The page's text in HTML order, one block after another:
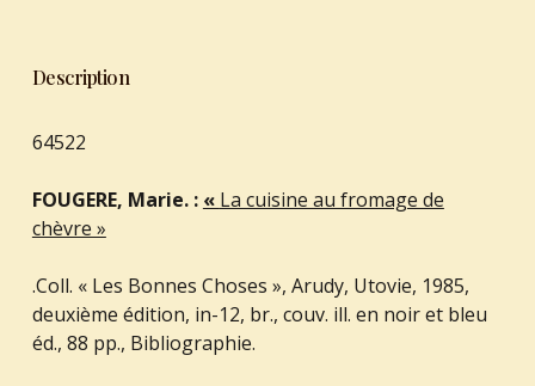
Description
64522
FOUGERE, Marie. : « La cuisine au fromage de
chèvre »
.Coll. « Les Bonnes Choses », Arudy, Utovie, 1985,
deuxième édition, in-12, br., couv. ill. en noir et bleu
éd., 88 pp., Bibliographie.